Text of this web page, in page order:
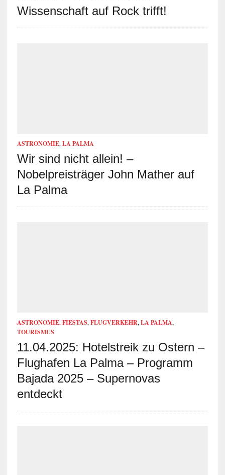
Wissenschaft auf Rock trifft!
ASTRONOMIE, LA PALMA
Wir sind nicht allein! –
Nobelpreisträger John Mather auf
La Palma
ASTRONOMIE, FIESTAS, FLUGVERKEHR, LA PALMA,
TOURISMUS
11.04.2025: Hotelstreik zu Ostern –
Flughafen La Palma – Programm
Bajada 2025 – Supernovas
entdeckt